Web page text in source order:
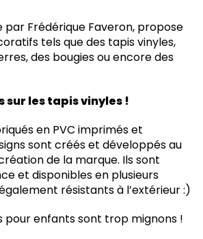
par Frédérique Faveron, propose
tels que des tapis vinyles,
des bougies ou encore des
sur les tapis vinyles !
en PVC imprimés et
sont créés et développés au
de la marque. Ils sont
et disponibles en plusieurs
résistants à l’extérieur :)
pour enfants sont trop mignons !